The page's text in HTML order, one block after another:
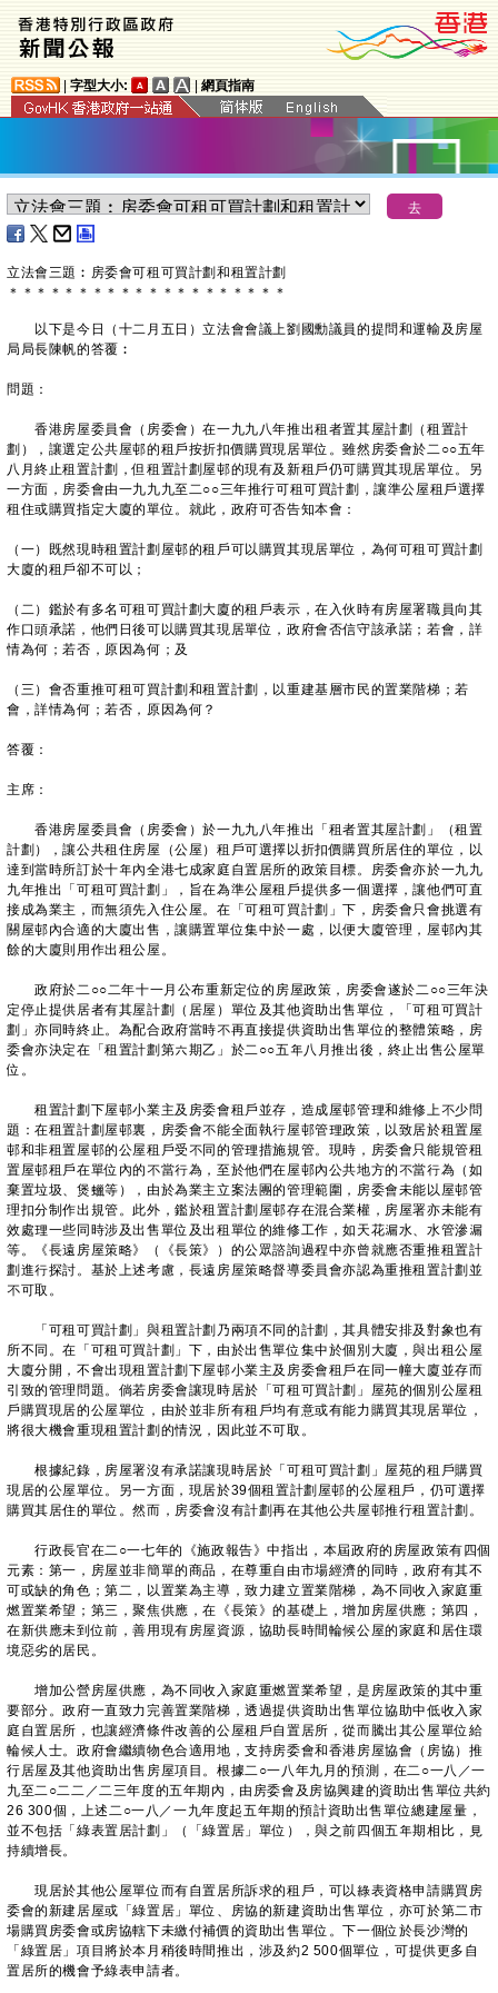
字型大小: 網頁指南
立法會三題︰房委會可租可買計劃和租置計劃
＊ ＊ ＊ ＊ ＊ ＊ ＊ ＊ ＊ ＊ ＊ ＊ ＊ ＊ ＊ ＊ ＊ ＊ ＊ ＊
以下是今日（十二月五日）立法會會議上劉國勳議員的提問和運輸及房屋
局局長陳帆的答覆︰
問題：
香港房屋委員會（房委會）在一九九八年推出租者置其屋計劃（租置計
劃），讓選定公共屋邨的租戶按折扣價購買現居單位。雖然房委會於二○○五年
八月終止租置計劃，但租置計劃屋邨的現有及新租戶仍可購買其現居單位。另
一方面，房委會由一九九九至二○○三年推行可租可買計劃，讓準公屋租戶選擇
租住或購買指定大廈的單位。就此，政府可否告知本會：
（一）既然現時租置計劃屋邨的租戶可以購買其現居單位，為‍何可租可買計劃
大廈的租戶卻不可以；
（二）鑑於有多名可租可買計劃大廈的租戶表示，在入伙時有房屋署職員向其
作口頭承諾，他們日後可以購買其現居單位，政府會否信守該承諾；若會，詳
情為何；若否，原因為何；及
（三）會否重推可租可買計劃和租置計劃，以重建基層市民的置業階梯；若
會，詳情為何；若否，原因為何？
答覆：
主席：
香港房屋委員會（房委會）於一九九八年推出「租者置其屋計劃」（租置
計劃），讓公共租住房屋（公屋）租戶可選擇以折扣價購買所居住的單位，以
達到當時所訂於十年內全港七成家庭自置居所的政策目標。房委會亦於一九九
九年推出「可租可買計劃」，旨在為準公屋租戶提供多一個選擇，讓他們可直
接成為業主，而無須先入住公屋。在「可租可買計劃」下，房委會只會挑選有
關屋邨內合適的大廈出售，讓購置單位集中於一處，以便大廈管理，屋邨內其
餘的大廈則用作出租公屋。
政府於二○○二年十一月公布重新定位的房屋政策，房委會遂於二○○三年決
定停止提供居者有其屋計劃（居屋）單位及其他資助出售單位，「可租可買計
劃」亦同時終止。為配合政府當時不再直接提供資助出售單位的整體策略，房
委會亦決定在「租置計劃第六期乙」於二○○五年八月推出後，終止出售公屋單
位。
租置計劃下屋邨小業主及房委會租戶並存，造成屋邨管理和維修上不少問
題：在租置計劃屋邨裏，房委會不能全面執行屋邨管理政策，以致居於租置屋
邨和非租置屋邨的公屋租戶受不同的管理措施規管。現時，房委會只能規管租
置屋邨租戶在單位內的不當行為，至於他們在屋邨內公共地方的不當行為（如
棄置垃圾、煲蠟等），由於為業主立案法團的管理範圍，房委會未能以屋邨管
理扣分制作出規管。此外，鑑於租置計劃屋邨存在混合業權，房屋署亦未能有
效處理一些同時涉及出售單位及出租單位的維修工作，如天花漏水、水管滲漏
等。《長遠房屋策略》（《長策》）的公眾諮詢過程中亦曾就應否重推租置計
劃進行探討。基於上述考慮，長遠房屋策略督導委員會亦認為重推租置計劃並
不可取。
「可租可買計劃」與租置計劃乃兩項不同的計劃，其具體安排及對象也有
所不同。在「可租可買計劃」下，由於出售單位集中於個別大廈，與出租公屋
大廈分開，不會出現租置計劃下屋邨小業主及房委會租戶在同一幢大廈並存而
引致的管理問題。倘若房委會讓現時居於「可租可買計劃」屋苑的個別公屋租
戶購買現居的公屋單位，由於並非所有租戶均有意或有能力購買其現居單位，
將很大機會重現租置計劃的情況，因此並不可取。
根據紀錄，房屋署沒有承諾讓現時居於「可租可買計劃」屋苑的租戶購買
現居的公屋單位。另一方面，現居於39個租置計劃屋邨的公屋租戶，仍可選擇
購買其居住的單位。然而，房委會沒有計劃再在其他公共屋邨推行租置計劃。
行政長官在二○一七年的《施政報告》中指出，本屆政府的房屋政策有四個
元素：第一，房屋並非簡單的商品，在尊重自由市場經濟的同時，政府有其不
可或缺的角色；第二，以置業為主導，致力建立置業階梯，為不同收入家庭重
燃置業希望；第三，聚焦供應，在《長策》的基礎上，增加房屋供應；第四，
在新供應未到位前，善用現有房屋資源，協助長時間輪候公屋的家庭和居住環
境惡劣的居民。
增加公營房屋供應，為不同收入家庭重燃置業希望，是房屋政策的其中重
要部分。政府一直致力完善置業階梯，透過提供資助出售單位協助中低收入家
庭自置居所，也讓經濟條件改善的公屋租戶自置居所，從而騰出其公屋單位給
輪候人士。政府會繼續物色合適用地，支持房委會和香港房屋協會（房協）推
行居屋及其他資助出售房屋項目。根據二○一八年九月的預測，在二○一八／一
九至二○二二／二三年度的五年期內，由房委會及房協興建的資助出售單位共約
26 300個，上述二○一八／一九年度起五年期的預計資助出售單位總建屋量，
並不包括「綠表置居計劃」（「綠置居」單位），與之前四個五年期相比，見
持續增長。
現居於其他公屋單位而有自置居所訴求的租戶，可以綠表資格申請購買房
委會的新建居屋或「綠置居」單位、房協的新建資助出售單位，亦可於第二市
場購買房委會或房協轄下未繳付補價的資助出售單位。下一個位於長沙灣的
「綠置居」項目將於本月稍後時間推出，涉及約2 500個單位，可提供更多自
置居所的機會予綠表申請者。